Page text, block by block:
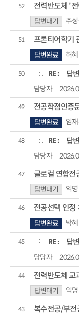
작성일자
조회수
52 전력반도체 '
답변대기 주
51 프론티어학기
답변완료 허
50 RE : 답
담당자
49 전공학점인증
답변완료 임
48 RE : 답
담당자
47 글로컬 연합전
답변대기 익명
46 전공선택 인정
답변완료 박
45 RE : 답
담당자
44 전력반도체 교
답변대기 익명
43 복수전공/부전